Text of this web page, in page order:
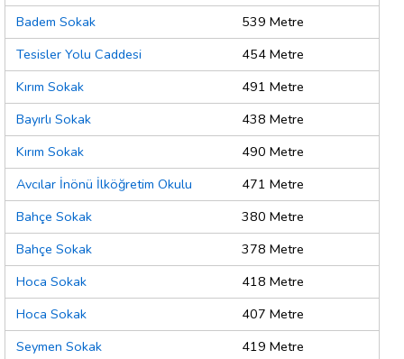
Badem Sokak
539 Metre
Tesisler Yolu Caddesi
454 Metre
Kırım Sokak
491 Metre
Bayırlı Sokak
438 Metre
Kırım Sokak
490 Metre
Avcılar İnönü İlköğretim Okulu
471 Metre
Bahçe Sokak
380 Metre
Bahçe Sokak
378 Metre
Hoca Sokak
418 Metre
Hoca Sokak
407 Metre
Seymen Sokak
419 Metre